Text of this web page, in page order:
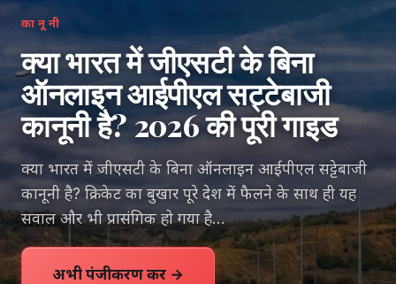
कानूनी
क्या भारत में जीएसटी के बिना
ऑनलाइन आईपीएल सट्टेबाजी
कानूनी है? 2026 की पूरी गाइड
क्या भारत में जीएसटी के बिना ऑनलाइन आईपीएल सट्टेबाजी
कानूनी है? क्रिकेट का बुखार पूरे देश में फैलने के साथ ही यह
सवाल और भी प्रासंगिक हो गया है…
अभी पंजीकरण करें →